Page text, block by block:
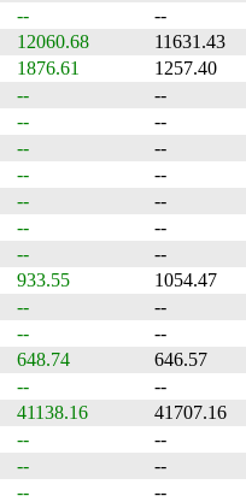
--
--
12060.68
11631.43
1876.61
1257.40
--
--
--
--
--
--
--
--
--
--
--
--
--
--
933.55
1054.47
--
--
--
--
648.74
646.57
--
--
41138.16
41707.16
--
--
--
--
--
--